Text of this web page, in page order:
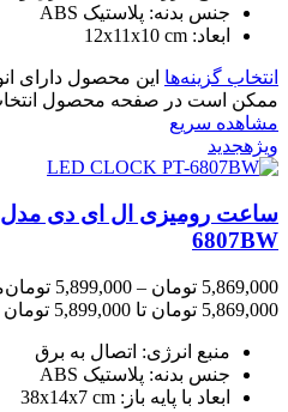
جنس بدنه: پلاستیک ABS
ابعاد: 12x11x10 cm
انتخاب گزینه‌ها این محصول دارای
ممکن است در صفحه محصول
مشاهده سریع
ویژهجدید
6807BW
5,869,000 تومان –
5,899,000 تومان
5,869,000 تومان تا 5,899,000 تومان
منبع انرژی: اتصال به برق
جنس بدنه: پلاستیک ABS
ابعاد با پایه باز: 38x14x7 cm